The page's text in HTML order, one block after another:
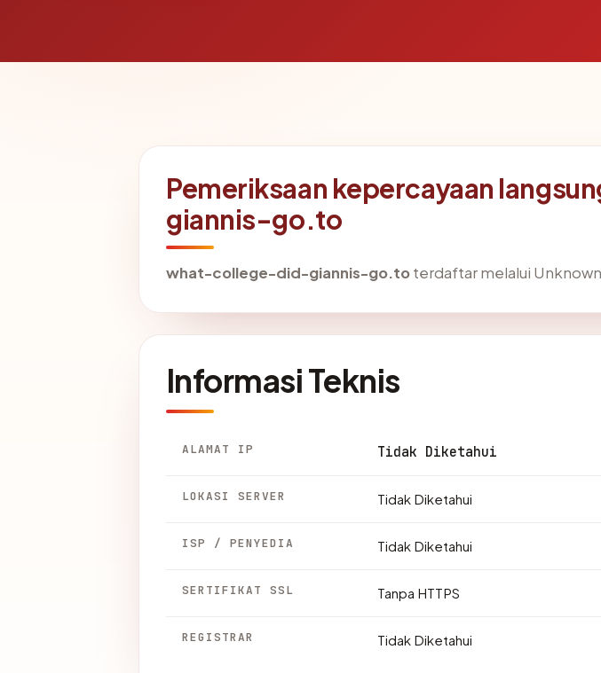
Pemeriksaan kepercayaan
giannis-go.to
what-college-did-giannis-go.toterdaftar melalui
Informasi Teknis
ALAMAT IP Tidak Diketahui
LOKASI SERVER Tidak Diketahui
ISP / PENYEDIA Tidak Diketahui
SERTIFIKAT SSL Tanpa HTTPS
REGISTRAR Tidak Diketahui